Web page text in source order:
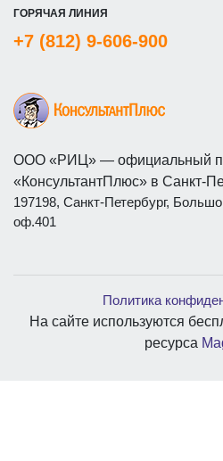
ГОРЯЧАЯ ЛИНИЯ
+7 (812) 9-606-900
ООО «РИЦ» — официальный
«КонсультантПлюс» в Санкт-
197198, Санкт-Петербург,
оф.401
Политика
На сайте используются
ресурса